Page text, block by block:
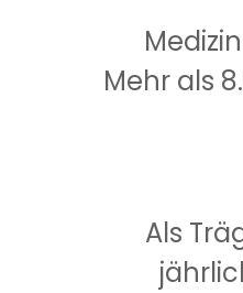
Mehr als
Als